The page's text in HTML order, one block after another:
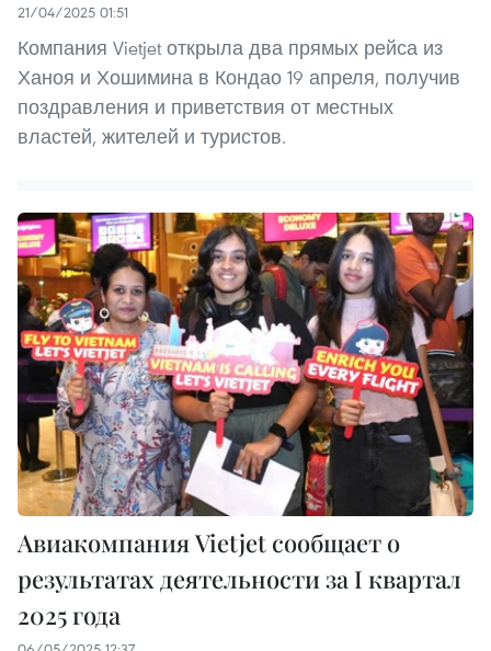
21/04/2025 01:51
Компания Vietjet открыла два прямых рейса из
Ханоя и Хошимина в Кондао 19 апреля, получив
поздравления и приветствия от местных
властей, жителей и туристов.
Авиакомпания Vietjet сообщает о
результатах деятельности за I квартал
2025 года